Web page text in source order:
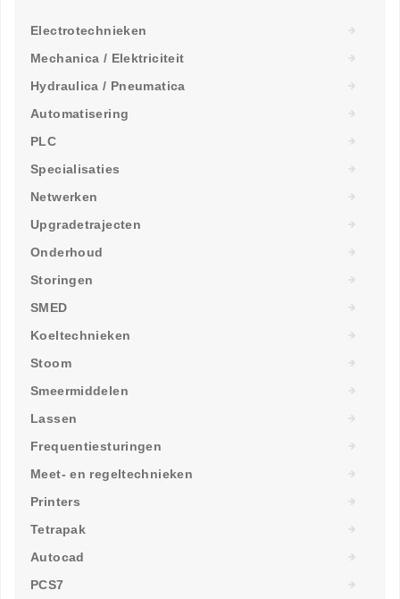
Electrotechnieken
Mechanica / Elektriciteit
Hydraulica / Pneumatica
Automatisering
PLC
Specialisaties
Netwerken
Upgradetrajecten
Onderhoud
Storingen
SMED
Koeltechnieken
Stoom
Smeermiddelen
Lassen
Frequentiesturingen
Meet- en regeltechnieken
Printers
Tetrapak
Autocad
PCS7